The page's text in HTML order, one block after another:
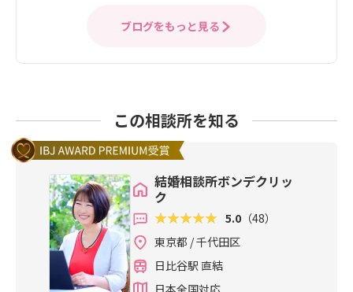
ブログをもっと見る
この相談所を知る
結婚相談所ボンデクリッ
ク
5.0 （48）
東京都 / 千代田区
日比谷駅 直結
日本全国対応